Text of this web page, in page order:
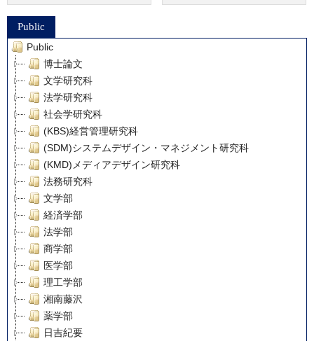
Public
Public
博士論文
文学研究科
法学研究科
社会学研究科
(KBS)経営管理研究科
(SDM)システムデザイン・マネジメント研究科
(KMD)メディアデザイン研究科
法務研究科
文学部
経済学部
法学部
商学部
医学部
理工学部
湘南藤沢
薬学部
日吉紀要